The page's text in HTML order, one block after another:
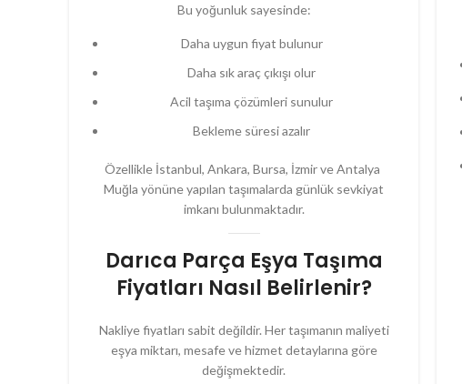
Bu yoğunluk sayesinde:
Daha uygun fiyat bulunur
Daha sık araç çıkışı olur
Acil taşıma çözümleri sunulur
Bekleme süresi azalır
Özellikle İstanbul, Ankara, Bursa, İzmir ve Antalya
Muğla yönüne yapılan taşımalarda günlük sevkiyat
imkanı bulunmaktadır.
Darıca Parça Eşya Taşıma
Fiyatları Nasıl Belirlenir?
Nakliye fiyatları sabit değildir. Her taşımanın maliyeti
eşya miktarı, mesafe ve hizmet detaylarına göre
değişmektedir.